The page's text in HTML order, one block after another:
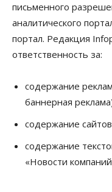
Общество
Деньгами будут
школах
инициативное
07 Августа 2026, 11:00
В Новосибирске
заключили под
Недели
Новосибирской
письменного
аналитического
портал. Редакция
ответственность за:
содержание
баннерная
содержание
содержание
«Новости